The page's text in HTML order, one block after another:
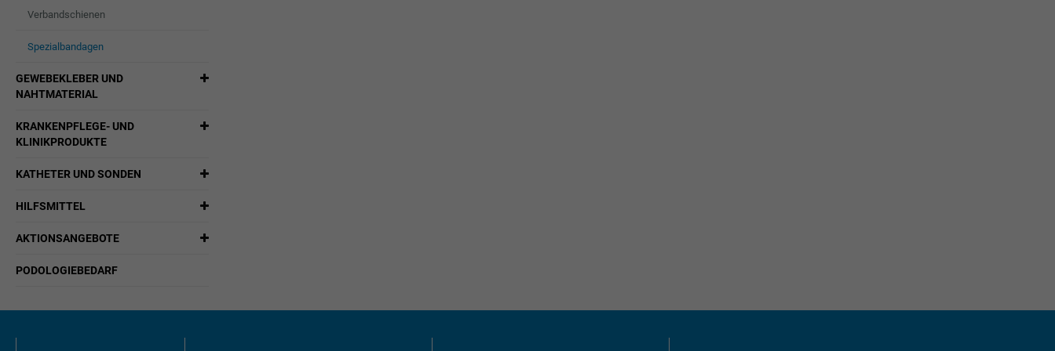
Verbandschienen
Spezialbandagen
GEWEBEKLEBER UND
NAHTMATERIAL
KRANKENPFLEGE- UND
KLINIKPRODUKTE
KATHETER UND SONDEN
HILFSMITTEL
AKTIONSANGEBOTE
PODOLOGIEBEDARF